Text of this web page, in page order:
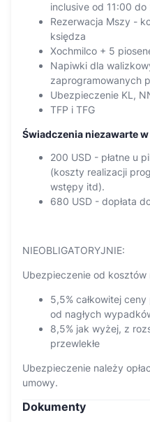
inclusive od 11:00 do
Rezerwacja Mszy -
księdza
Xochmilco + 5
Napiwki dla
zaprogramowanych
Ubezpieczenie KL,
TFP i TFG
Świadczenia niezawarte
200 USD - płatne u
(koszty realizacji
wstępy itd).
680 USD - dopłata
NIEOBLIGATORYJNIE:
Ubezpieczenie od kosztów
5,5% całkowitej
od nagłych
8,5% jak wyżej, z
przewlekłe
Ubezpieczenie należy
umowy.
Dokumenty